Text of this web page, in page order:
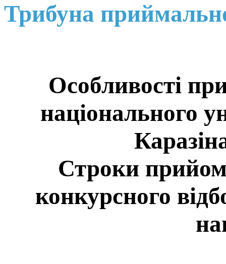
Трибуна
Особливості
національного
Строки
конкурсного